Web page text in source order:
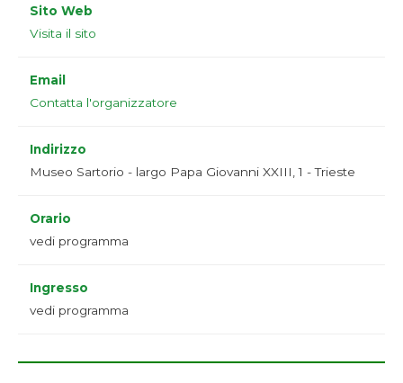
Sito Web
Visita il sito
Email
Contatta l'organizzatore
Indirizzo
Museo Sartorio - largo Papa Giovanni XXIII, 1 - Trieste
Orario
vedi programma
Ingresso
vedi programma